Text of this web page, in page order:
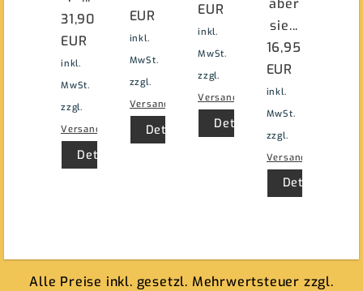
31,90
EUR
inkl.
MwSt.
zzgl.
Versand
Details
EUR
inkl.
MwSt.
zzgl.
Versand
Details
EUR
inkl.
MwSt.
zzgl.
Versand
Details
aber
sie...
16,95
EUR
inkl.
MwSt.
zzgl.
Versand
Details
Alle Preise inkl. gesetzl. Mehrwertsteuer zzgl.